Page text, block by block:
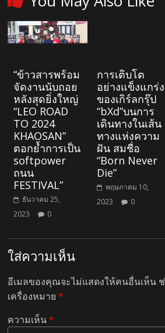
“ข้าวสารพร้อม
จัดงานนับถอย
หลังสุดยิ่งใหญ่
“LEO ROAD
TO 2024
KHAOSAN”
ตอกย้ำการเป็น
softpower
ถนน
FESTIVAL”
ธันวาคม 25,
2023
0
การเติบโต
อย่างแข็งแกร่ง
ของเกิร์ลกรุ๊ป
“bXd”บนการ
เดินทางในเส้น
ทางแห่งความ
ฝัน สมชื่อ
“Born Never
Die”
พฤษภาคม 10,
2023
0
ใส่ความเห็น
อีเมลของคุณจะไม่แสดงให้คนอื่นเห็น
เครื่องหมาย*
ความเห็น*